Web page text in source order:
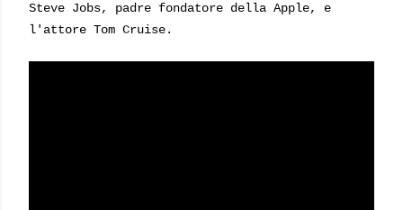
Steve Jobs, padre fondatore della Apple, e
l'attore Tom Cruise.